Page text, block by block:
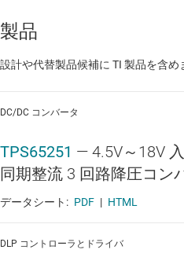
製品
設計や代替製品候補に TI 製品を含め
DC/DC コンバータ
TPS65251 — 4.5V～18V
同期整流 3 回路降圧コン
データシート: PDF | HTML
DLP コントローラとドライバ